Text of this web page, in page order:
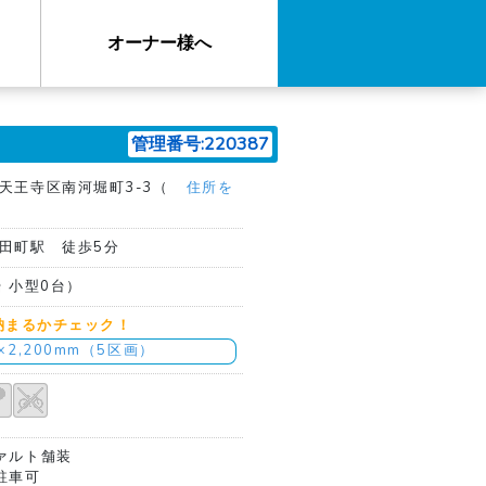
オーナー様へ
管理番号:220387
王寺区南河堀町3-3（
住所を
町駅 徒歩5分
型0台）
るかチェック！
（5区画）
ルト舗装
車可